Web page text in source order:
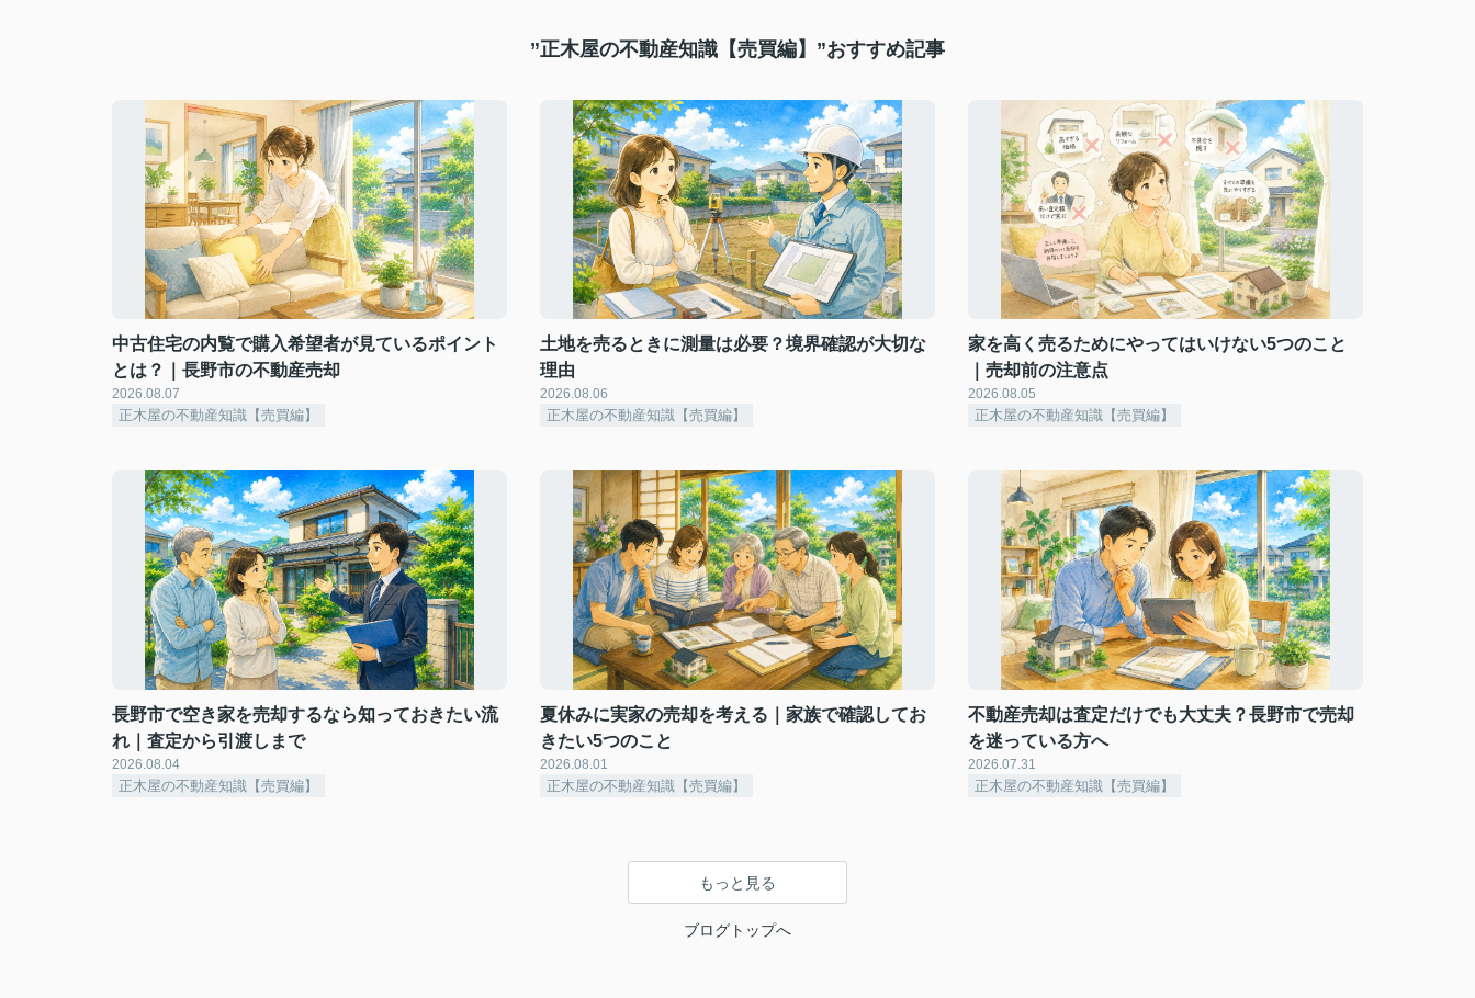
”正木屋の不動産知識【売買編】”おすすめ記事
中古住宅の内覧で購入希望者が見ているポイント
とは？｜長野市の不動産売却
2026.08.07
正木屋の不動産知識【売買編】
土地を売るときに測量は必要？境界確認が大切な
理由
2026.08.06
正木屋の不動産知識【売買編】
家を高く売るためにやってはいけない5つのこと
｜売却前の注意点
2026.08.05
正木屋の不動産知識【売買編】
長野市で空き家を売却するなら知っておきたい流
れ｜査定から引渡しまで
2026.08.04
正木屋の不動産知識【売買編】
夏休みに実家の売却を考える｜家族で確認してお
きたい5つのこと
2026.08.01
正木屋の不動産知識【売買編】
不動産売却は査定だけでも大丈夫？長野市で売却
を迷っている方へ
2026.07.31
正木屋の不動産知識【売買編】
もっと見る
ブログトップへ